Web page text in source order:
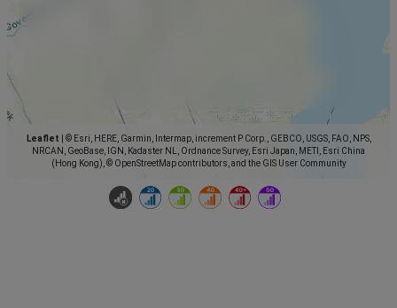
Leaflet
© Esri, HERE, Garmin, Intermap, increment P Corp., GEBCO, USGS, FAO, NPS,
NRCAN, GeoBase, IGN, Kadaster NL, Ordnance Survey, Esri Japan, METI, Esri China
(Hong Kong), © OpenStreetMap contributors, and the GIS User Community